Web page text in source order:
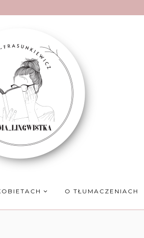
O TŁUMACZENIACH